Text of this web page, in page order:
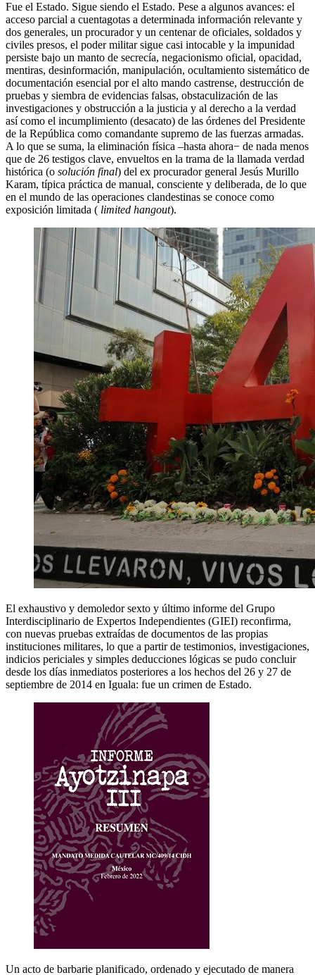
Fue el Estado. Sigue siendo el Estado. Pese a algunos avances: el
acceso parcial a cuentagotas a determinada información relevante y
dos generales, un procurador y un centenar de oficiales, soldados y
civiles presos, el poder militar sigue casi intocable y la impunidad
persiste bajo un manto de secrecía, negacionismo oficial, opacidad,
mentiras, desinformación, manipulación, ocultamiento sistemático de
documentación esencial por el alto mando castrense, destrucción de
pruebas y siembra de evidencias falsas, obstaculización de las
investigaciones y obstrucción a la justicia y al derecho a la verdad
así como el incumplimiento (desacato) de las órdenes del Presidente
de la República como comandante supremo de las fuerzas armadas.
A lo que se suma, la eliminación física –hasta ahora− de nada menos
que de 26 testigos clave, envueltos en la trama de la llamada verdad
histórica (o solución final) del ex procurador general Jesús Murillo
Karam, típica práctica de manual, consciente y deliberada, de lo que
en el mundo de las operaciones clandestinas se conoce como
exposición limitada ( limited hangout).
El exhaustivo y demoledor sexto y último informe del Grupo
Interdisciplinario de Expertos Independientes (GIEI) reconfirma,
con nuevas pruebas extraídas de documentos de las propias
instituciones militares, lo que a partir de testimonios, investigaciones,
indicios periciales y simples deducciones lógicas se pudo concluir
desde los días inmediatos posteriores a los hechos del 26 y 27 de
septiembre de 2014 en Iguala: fue un crimen de Estado.
Un acto de barbarie planificado, ordenado y ejecutado de manera